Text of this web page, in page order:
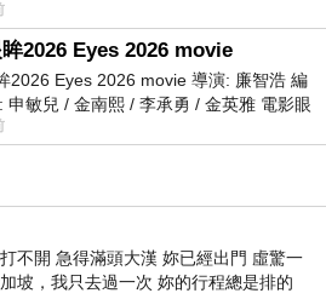
見．天下文化創辦人高希均教
2026 Eyes 2026 movie
2026 Eyes 2026 movie 導演: 廉智浩 編
申敏兒 / 金南熙 / 李承勇 / 金英雅 電影眼
述攝影師徐珍因遺
不開 急得滿頭大漢 妳已經出門 虛驚一
坡，我只去過一次 妳的行程總是排的